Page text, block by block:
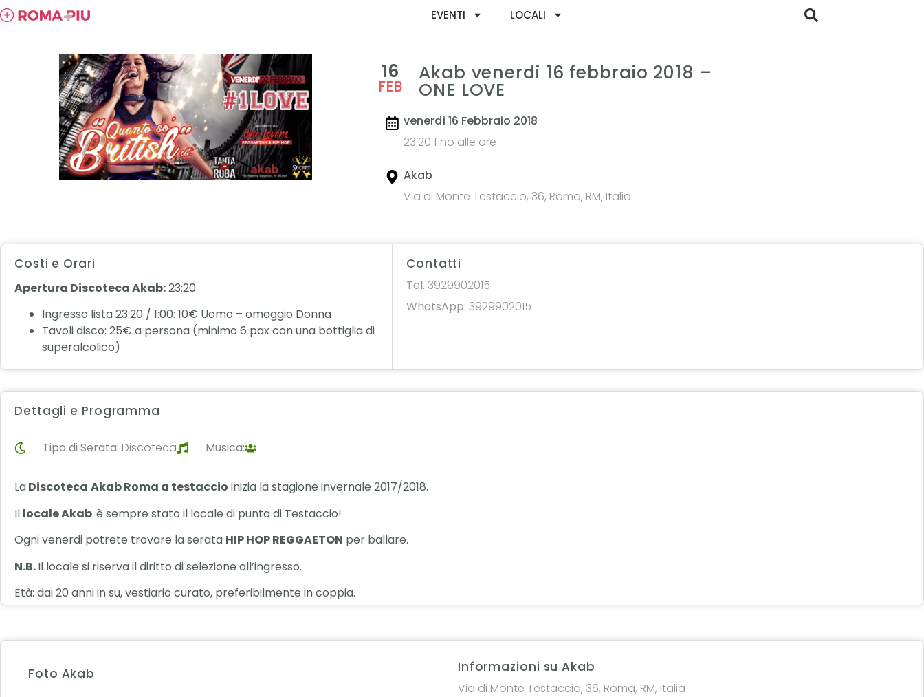
EVENTI LOCALI
16
FEB
Akab venerdi 16 febbraio 2018 –
ONE LOVE
venerdì 16 Febbraio 2018
23:20 fino alle ore
Akab
Via di Monte Testaccio, 36, Roma, RM, Italia
Costi e Orari
Apertura Discoteca Akab:23:20
Ingresso lista 23:20 / 1:00: 10€ Uomo – omaggio Donna
Tavoli disco: 25€ a persona (minimo 6 pax con una bottiglia di
superalcolico)
Contatti
Tel. 3929902015
WhatsApp: 3929902015
Dettagli e Programma
Tipo di Serata: Discoteca Musica:
LaDiscoteca Akab Roma a testaccio inizia la stagione invernale 2017/2018.
Il locale Akab è sempre stato il locale di punta di Testaccio!
Ogni venerdi potrete trovare la serata HIP HOP REGGAETON per ballare.
N.B.Il locale si riserva il diritto di selezione all’ingresso.
Età: dai 20 anni in su, vestiario curato, preferibilmente in coppia.
Foto Akab Informazioni su Akab
Via di Monte Testaccio, 36, Roma, RM, Italia